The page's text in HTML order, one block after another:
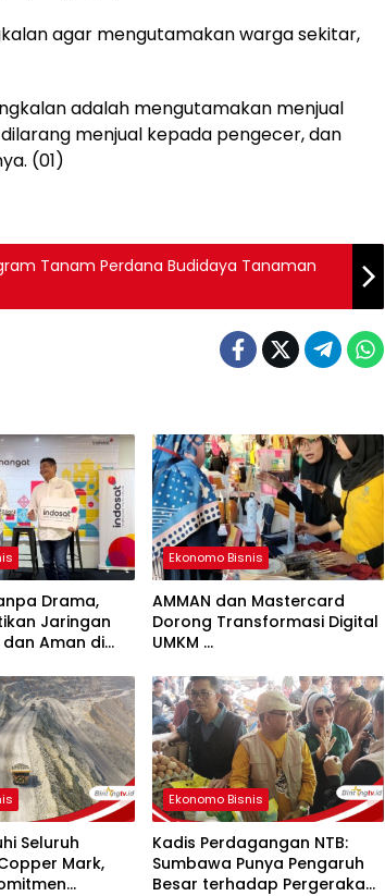
agar mengutamakan warga sekitar,
adalah mengutamakan menjual
menjual kepada pengecer, dan
(01)
Tanam Perdana Budidaya Tanaman
Drama,
Jaringan
Aman di
Ekonomo Bisnis
AMMAN dan Mastercard
Dorong Transformasi Digital
UMKM
Pengusaha Perempuan
Seluruh
Mark,
Ekonomo Bisnis
Kadis Perdagangan NTB:
Sumbawa Punya Pengaruh
Besar terhadap Pergerakan